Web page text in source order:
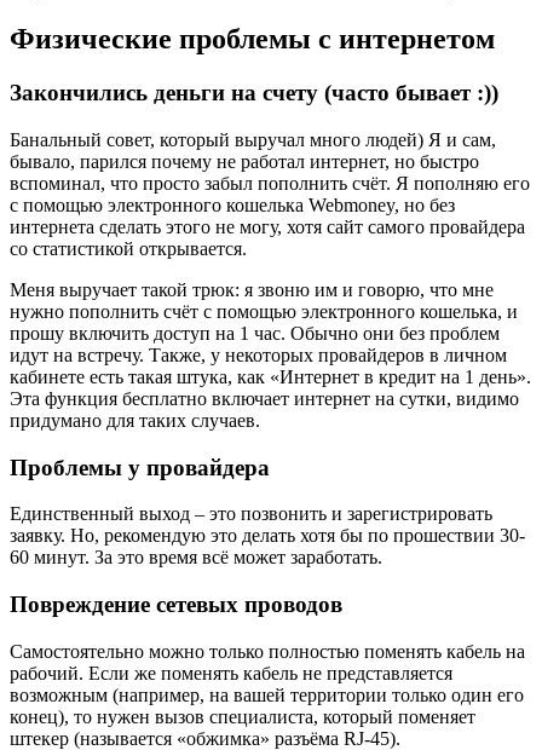
Физические проблемы с интернетом
Закончились деньги на счету (часто бывает :))
Банальный совет, который выручал много людей) Я и сам,
бывало, парился почему не работал интернет, но быстро
вспоминал, что просто забыл пополнить счёт. Я пополняю его
с помощью электронного кошелька Webmoney, но без
интернета сделать этого не могу, хотя сайт самого провайдера
со статистикой открывается.
Меня выручает такой трюк: я звоню им и говорю, что мне
нужно пополнить счёт с помощью электронного кошелька, и
прошу включить доступ на 1 час. Обычно они без проблем
идут на встречу. Также, у некоторых провайдеров в личном
кабинете есть такая штука, как «Интернет в кредит на 1 день».
Эта функция бесплатно включает интернет на сутки, видимо
придумано для таких случаев.
Проблемы у провайдера
Единственный выход – это позвонить и зарегистрировать
заявку. Но, рекомендую это делать хотя бы по прошествии 30-
60 минут. За это время всё может заработать.
Повреждение сетевых проводов
Самостоятельно можно только полностью поменять кабель на
рабочий. Если же поменять кабель не представляется
возможным (например, на вашей территории только один его
конец), то нужен вызов специалиста, который поменяет
штекер (называется «обжимка» разъёма RJ-45).